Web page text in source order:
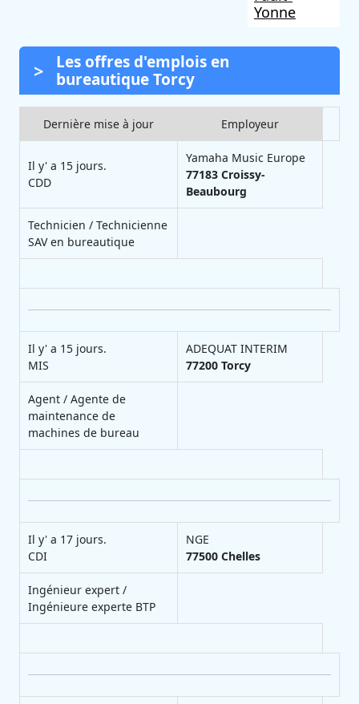
Yonne
Les offres d'emplois en
bureautique Torcy
Dernière mise à jour Employeur
Il y' a 15 jours.
CDD
Yamaha Music Europe
77183 Croissy-
Beaubourg
Technicien / Technicienne
SAV en bureautique
Il y' a 15 jours.
MIS
ADEQUAT INTERIM
77200 Torcy
Agent / Agente de
maintenance de
machines de bureau
Il y' a 17 jours.
CDI
NGE
77500 Chelles
Ingénieur expert /
Ingénieure experte BTP